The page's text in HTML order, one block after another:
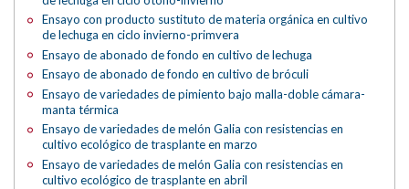
Ensayo con producto sustituto de materia orgánica en cultivo
de lechuga en ciclo invierno-primvera
Ensayo de abonado de fondo en cultivo de lechuga
Ensayo de abonado de fondo en cultivo de bróculi
Ensayo de variedades de pimiento bajo malla-doble cámara-
manta térmica
Ensayo de variedades de melón Galia con resistencias en
cultivo ecológico de trasplante en marzo
Ensayo de variedades de melón Galia con resistencias en
cultivo ecológico de trasplante en abril